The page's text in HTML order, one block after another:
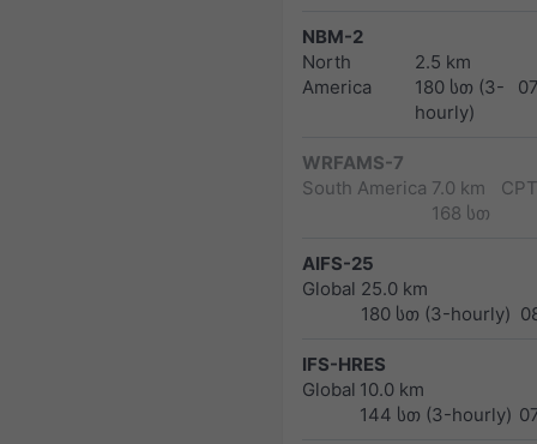
NBM-2
North
America
2.5 km
180 სთ (3-
hourly)
WRFAMS-7
South America 7.0 km
168 სთ
AIFS-25
Global 25.0 km
180 სთ (3-hourly)
IFS-HRES
Global 10.0 km
144 სთ (3-hourly)